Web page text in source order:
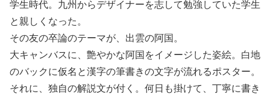
学生時代。九州からデザイナーを志して勉強していた学生
と親しくなった。
その友の卒論のテーマが、出雲の阿国。
大キャンバスに、艶やかな阿国をイメージした姿絵。白地
のバックに仮名と漢字の筆書きの文字が流れるポスター。
それに、独自の解説文が付く。何日も掛けて、丁寧に書き